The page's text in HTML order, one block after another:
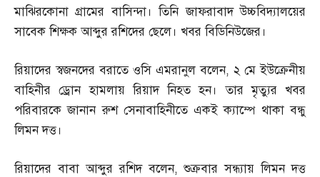
মাঝিরকোনা গ্রামের বাসিন্দা। তিনি জাফরাবাদ উচ্চবিদ্যালয়ের
সাবেক শিক্ষক আব্দুর রশিদের ছেলে। খবর বিডিনিউজের।
রিয়াদের স্বজনদের বরাতে ওসি এমরানুল বলেন, ২ মে ইউক্রেনীয়
বাহিনীর ড্রোন হামলায় রিয়াদ নিহত হন। তার মৃত্যুর খবর
পরিবারকে জানান রুশ সেনাবাহিনীতে একই ক্যাম্পে থাকা বন্ধু
লিমন দত্ত।
রিয়াদের বাবা আব্দুর রশিদ বলেন,শুক্রবার সন্ধ্যায় লিমন দত্ত